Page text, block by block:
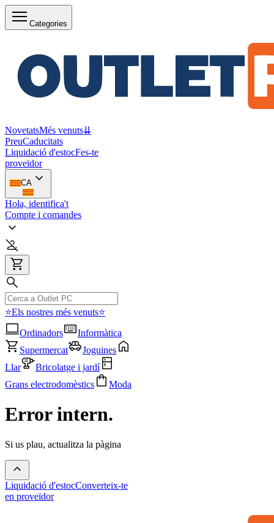
Categories
NovetatsMés venuts⇊
PreuCaducitats
Liquidació d'estocFes-te
proveïdor
CA
Hola, identifica't
Compte i comandes
⭐Els nostres més venuts⭐
Ordinadors
Informàtica
Supermercat
Joguines
Llar
Bricolatge i jardí
Grans electrodomèstics
Moda
Error intern.
Si us plau, actualitza la pàgina
Liquidació d'estocConverteix-te
en proveïdor